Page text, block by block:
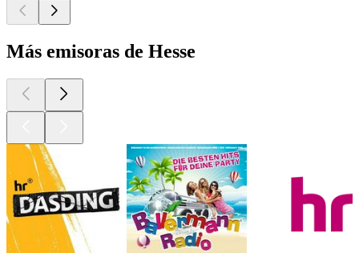
Más emisoras de Hesse